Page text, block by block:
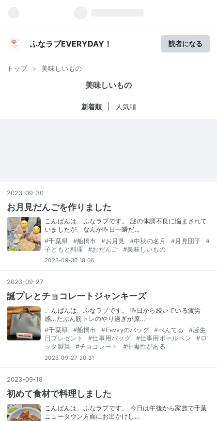
ふなラブEVERYDAY！ 読者になる
トップ > 美味しいもの
美味しいもの
新着順 人気順
2023-09-30
お月見だんごを作りました
こんばんは、ふなラブです。 謎の体調不良に悩まされて
いましたが、なんか昨日一瞬だ…
#千葉県 #船橋市 #お月見 #中秋の名月 # 月見団子
#
子どもと料理
#おだんご #美味しいもの
2023-09-30 18:06
2023-09-27
誕プレとチョコレートジャンキーズ
こんばんは、ふなラブです。 昨日から続いている疲労
感…たぶん筋トレのやり過ぎが原…
#千葉県 #船橋市 #Favvyのバッグ #ぺんてる #誕生
日プレゼント
#仕事用バッグ #仕事用ボールペン # ロ
ック製菓
#チョコレート #中毒性がある
2023-09-27 20:31
2023-09-18
初めて食材で料理しました
こんばんは、ふなラブです。 今日は午後から家族で千葉
ニュータウン方面にお出かけし…